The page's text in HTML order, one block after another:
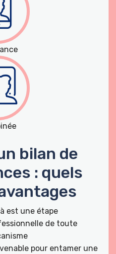
bilan de
: quels
est une étape
de toute
pour entamer une